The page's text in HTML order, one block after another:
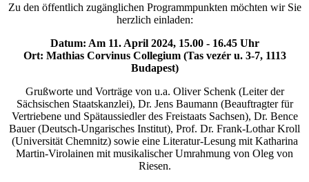
Zu den öffentlich zugänglichen Programmpunkten möchten wir Sie
herzlich einladen:
Datum: Am 11. April 2024, 15.00 - 16.45 Uhr
Ort: Mathias Corvinus Collegium (Tas vezér u. 3-7, 1113
Budapest)
Grußworte und Vorträge von u.a. Oliver Schenk (Leiter der
Sächsischen Staatskanzlei), Dr. Jens Baumann (Beauftragter für
Vertriebene und Spätaussiedler des Freistaats Sachsen), Dr. Bence
Bauer (Deutsch-Ungarisches Institut), Prof. Dr. Frank-Lothar Kroll
(Universität Chemnitz) sowie eine Literatur-Lesung mit Katharina
Martin-Virolainen mit musikalischer Umrahmung von Oleg von
Riesen.